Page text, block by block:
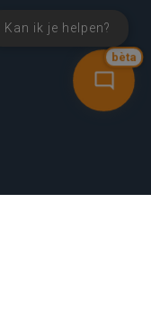
bèta
Kan ik je helpen?